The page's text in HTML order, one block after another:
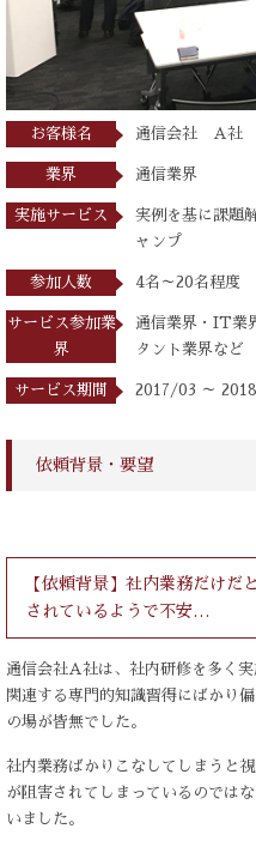
お客様名 通信会社 A社
業界 通信業界
実施サービス
実例を基に課題
ャンプ
参加人数 4名～20名程度
サービス参加業
界
通信業界・IT業
タント業界など
サービス期間 2017/03 ～
依頼背景・要望
【依頼背景】社内業務だけだ
されているようで不安…
通信会社A社は、社内研修を多く
関連する専門的知識習得にばかり
の場が皆無でした。
社内業務ばかりこなしてしまうと
が阻害されてしまっているのでは
いました。